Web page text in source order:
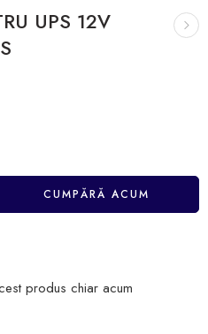
UPS 12V
CUMPĂRĂ ACUM
produs chiar acum